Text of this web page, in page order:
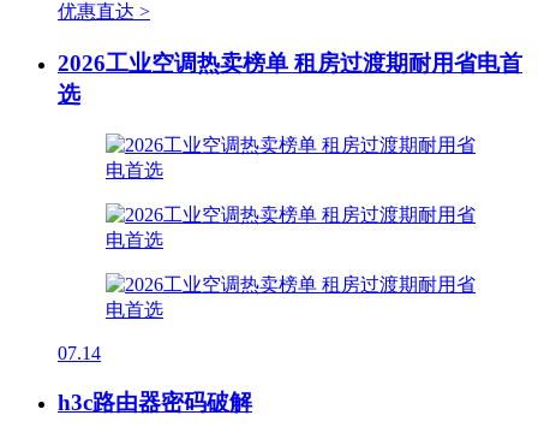
优惠直达 >
2026工业空调热卖榜单 租房过渡期耐用省电首
选
07.14
h3c路由器密码破解